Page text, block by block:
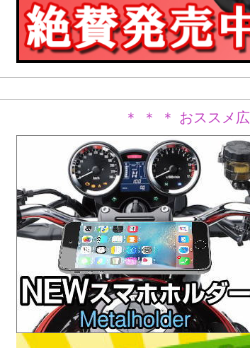
＊ ＊ ＊ おススメ